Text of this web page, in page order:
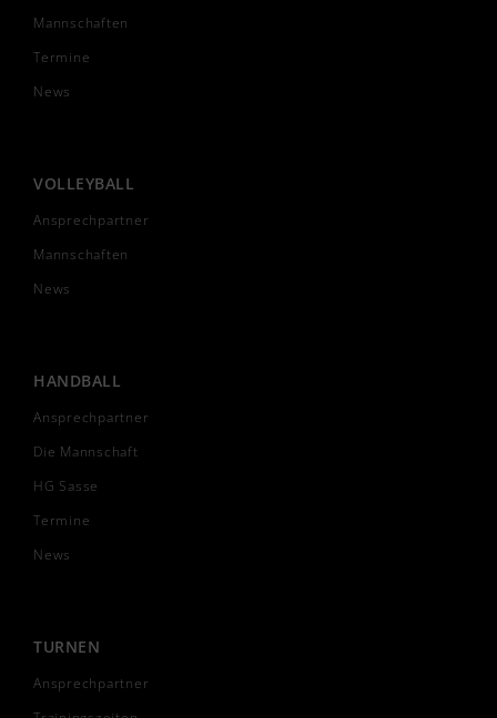
Mannschaften
Termine
News
VOLLEYBALL
Ansprechpartner
Mannschaften
News
HANDBALL
Ansprechpartner
Die Mannschaft
HG Sasse
Termine
News
TURNEN
Ansprechpartner